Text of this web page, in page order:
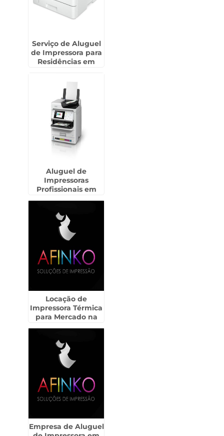
Serviço de Aluguel
de Impressora para
Residências em
Aluguel de
Impressoras
Profissionais em
Locação de
Impressora Térmica
para Mercado na
Empresa de Aluguel